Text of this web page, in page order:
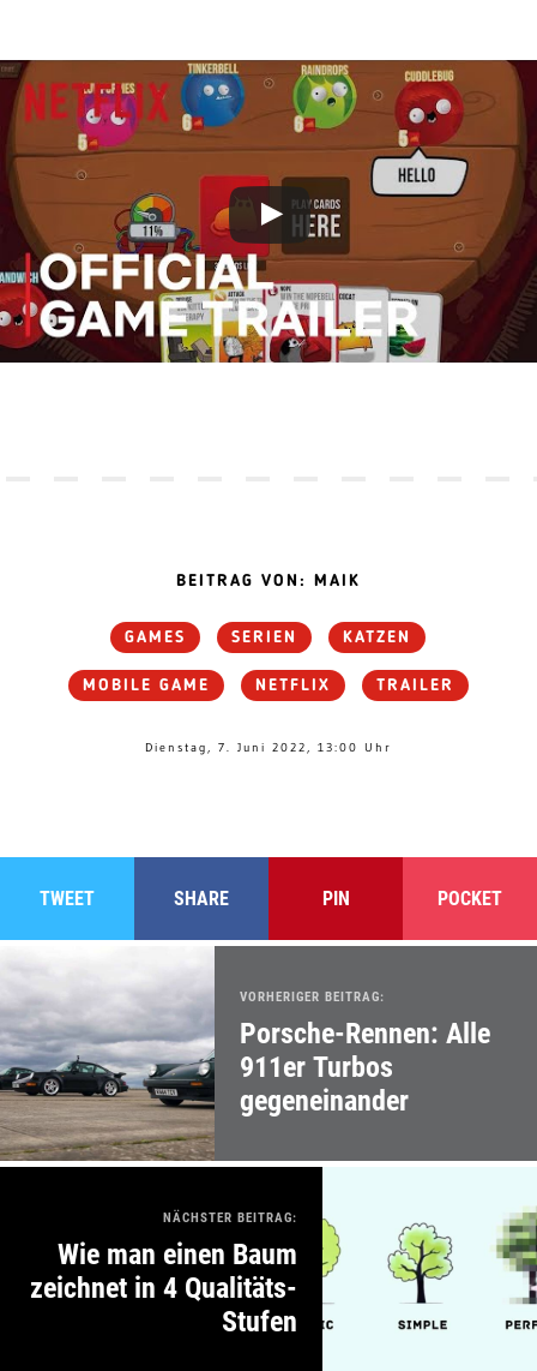
BEITRAG VON: MAIK
GAMES SERIEN KATZEN
MOBILE GAME NETFLIX TRAILER
Dienstag, 7. Juni 2022, 13:00 Uhr
TWEET SHARE PIN POCKET
VORHERIGER BEITRAG:
Porsche-Rennen: Alle
911er Turbos
gegeneinander
NÄCHSTER BEITRAG:
Wie man einen Baum
zeichnet in 4 Qualitäts-
Stufen